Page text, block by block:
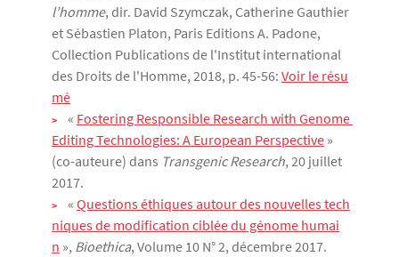
l’homme, dir. David Szymczak, Catherine Gauthier
et Sébastien Platon, Paris Editions A. Padone,
Collection Publications de l'Institut international
des Droits de l'Homme, 2018, p. 45-56: Voir le résu
mé
« Fostering Responsible Research with Genome
Editing Technologies: A European Perspective »
(co-auteure) dans Transgenic Research, 20 juillet
2017.
« Questions éthiques autour des nouvelles tech
niques de modification ciblée du génome humai
n », Bioethica, Volume 10 N° 2, décembre 2017.